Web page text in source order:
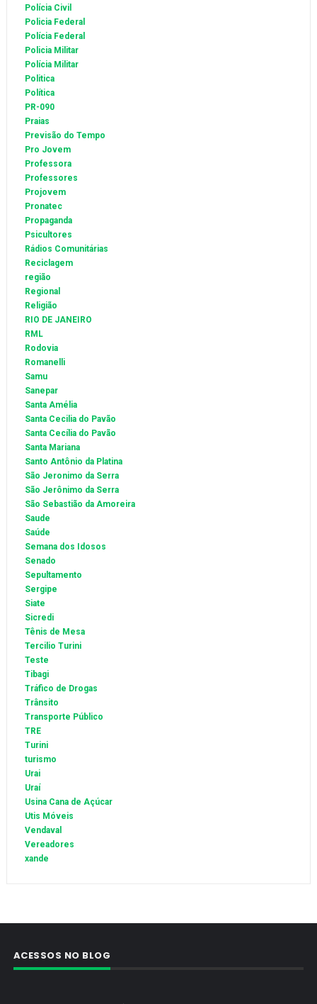
Polícia Civil
Policia Federal
Polícia Federal
Policia Militar
Polícia Militar
Politica
Política
PR-090
Praias
Previsão do Tempo
Pro Jovem
Professora
Professores
Projovem
Pronatec
Propaganda
Psicultores
Rádios Comunitárias
Reciclagem
região
Regional
Religião
RIO DE JANEIRO
RML
Rodovia
Romanelli
Samu
Sanepar
Santa Amélia
Santa Cecilia do Pavão
Santa Cecília do Pavão
Santa Mariana
Santo Antônio da Platina
São Jeronimo da Serra
São Jerônimo da Serra
São Sebastião da Amoreira
Saude
Saúde
Semana dos Idosos
Senado
Sepultamento
Sergipe
Siate
Sicredi
Tênis de Mesa
Tercilio Turini
Teste
Tibagi
Tráfico de Drogas
Trânsito
Transporte Público
TRE
Turini
turismo
Urai
Uraí
Usina Cana de Açúcar
Utis Móveis
Vendaval
Vereadores
xande
ACESSOS NO BLOG